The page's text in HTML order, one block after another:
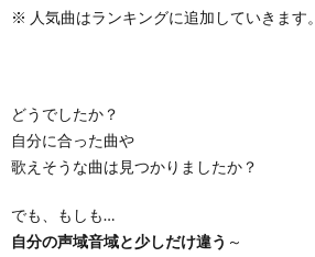
※ 人気曲はランキングに追加していきます。
どうでしたか？
自分に合った曲や
歌えそうな曲は見つかりましたか？
でも、もしも…
自分の声域音域と少しだけ違う ～